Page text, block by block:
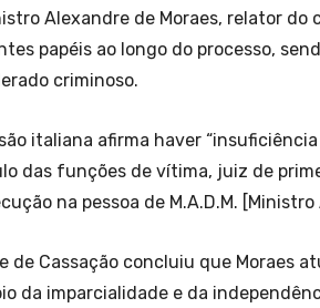
Alexandre de Moraes, relator do
papéis ao longo do processo,
criminoso.
italiana afirma haver
das funções de vítima, juiz de
na pessoa de M.A.D.M.
de Cassação concluiu que Moraes
da imparcialidade e da